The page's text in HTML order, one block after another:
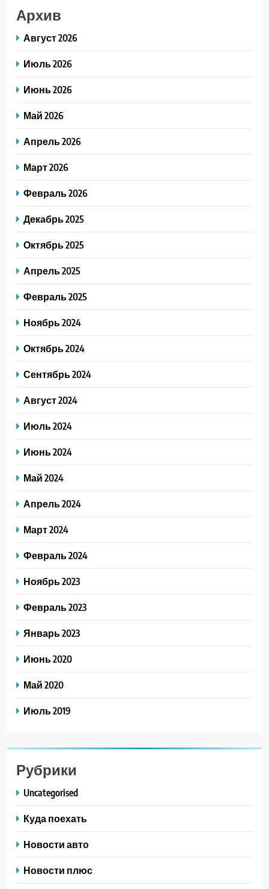
Архив
Август 2026
Июль 2026
Июнь 2026
Май 2026
Апрель 2026
Март 2026
Февраль 2026
Декабрь 2025
Октябрь 2025
Апрель 2025
Февраль 2025
Ноябрь 2024
Октябрь 2024
Сентябрь 2024
Август 2024
Июль 2024
Июнь 2024
Май 2024
Апрель 2024
Март 2024
Февраль 2024
Ноябрь 2023
Февраль 2023
Январь 2023
Июнь 2020
Май 2020
Июль 2019
Рубрики
Uncategorised
Куда поехать
Новости авто
Новости плюс